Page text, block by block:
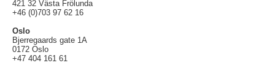
421 32 Västa Frölunda
+46 (0)703 97 62 16
Oslo
Bjerregaards gate 1A
0172 Oslo
+47 404 161 61